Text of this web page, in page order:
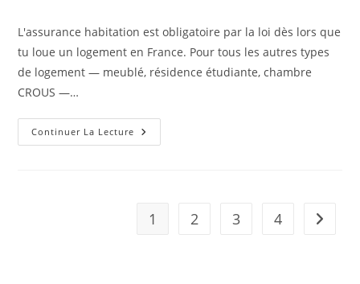
L'assurance habitation est obligatoire par la loi dès lors que
tu loue un logement en France. Pour tous les autres types
de logement — meublé, résidence étudiante, chambre
CROUS —…
Continuer La Lecture
1 2 3 4